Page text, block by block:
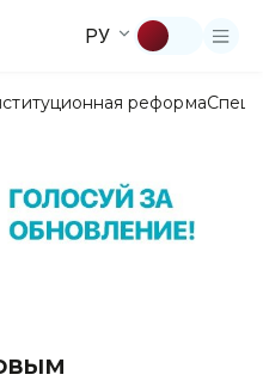
РУ
реформа